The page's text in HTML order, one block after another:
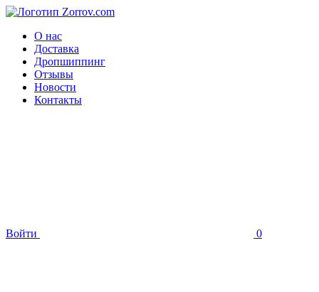
О нас
Доставка
Дропшиппинг
Отзывы
Новости
Контакты
Войти 0